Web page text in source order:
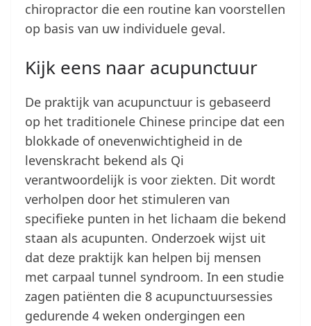
chiropractor die een routine kan voorstellen
op basis van uw individuele geval.
Kijk eens naar acupunctuur
De praktijk van acupunctuur is gebaseerd
op het traditionele Chinese principe dat een
blokkade of onevenwichtigheid in de
levenskracht bekend als Qi
verantwoordelijk is voor ziekten. Dit wordt
verholpen door het stimuleren van
specifieke punten in het lichaam die bekend
staan als acupunten. Onderzoek wijst uit
dat deze praktijk kan helpen bij mensen
met carpaal tunnel syndroom. In een studie
zagen patiënten die 8 acupunctuursessies
gedurende 4 weken ondergingen een